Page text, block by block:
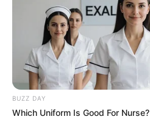
BUZZ DAY
Which Uniform Is Good For Nurse?